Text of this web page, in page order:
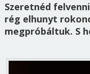
Szeretnéd
rég elhunyt
megpróbáltuk. S